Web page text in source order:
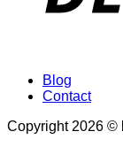
Blog
Contact
Copyright 2026 ©